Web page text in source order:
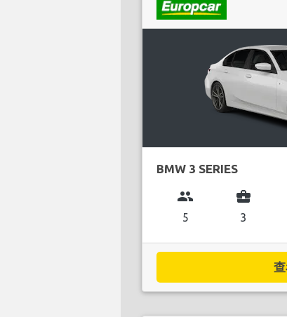
BMW 3 SERIES
group
5
business_center
3